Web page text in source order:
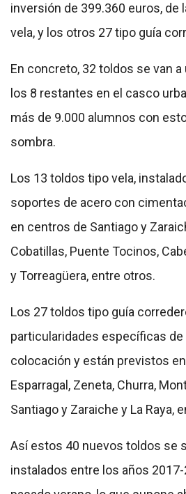
inversión de 399.360 euros, de
vela, y los otros 27 tipo guía
En concreto, 32 toldos se van
los 8 restantes en el casco
más de 9.000 alumnos con
sombra.
Los 13 toldos tipo vela,
soportes de acero con
en centros de Santiago y
Cobatillas, Puente Tocinos,
y Torreagüera, entre otros.
Los 27 toldos tipo guía
particularidades específicas de
colocación y están previstos
Esparragal, Zeneta, Churra,
Santiago y Zaraiche y La Raya,
Así estos 40 nuevos toldos se
instalados entre los años 2017-